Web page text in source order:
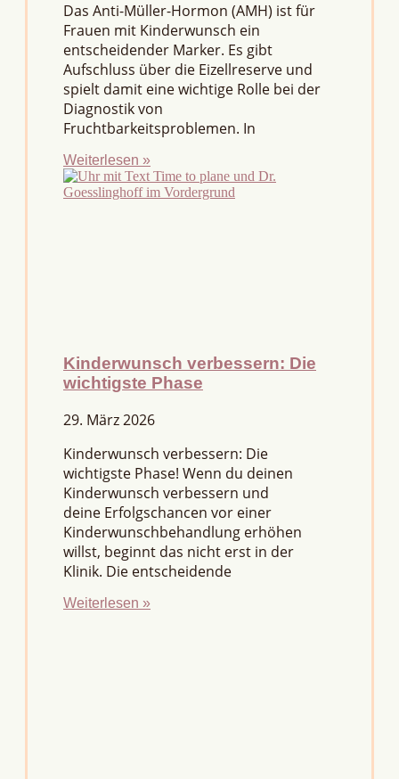
Das Anti-Müller-Hormon (AMH) ist für
Frauen mit Kinderwunsch ein
entscheidender Marker. Es gibt
Aufschluss über die Eizellreserve und
spielt damit eine wichtige Rolle bei der
Diagnostik von
Fruchtbarkeitsproblemen. In
Weiterlesen »
Kinderwunsch verbessern: Die
wichtigste Phase
29. März 2026
Kinderwunsch verbessern: Die
wichtigste Phase! Wenn du deinen
Kinderwunsch verbessern und
deine Erfolgschancen vor einer
Kinderwunschbehandlung erhöhen
willst, beginnt das nicht erst in der
Klinik. Die entscheidende
Weiterlesen »